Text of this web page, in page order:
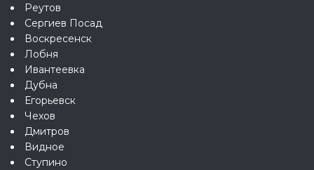
Реутов
Сергиев Посад
Воскресенск
Лобня
Ивантеевка
Дубна
Егорьевск
Чехов
Дмитров
Видное
Ступино